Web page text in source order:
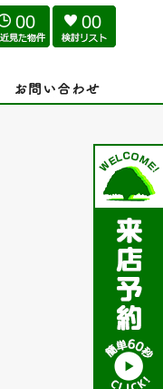
00 00